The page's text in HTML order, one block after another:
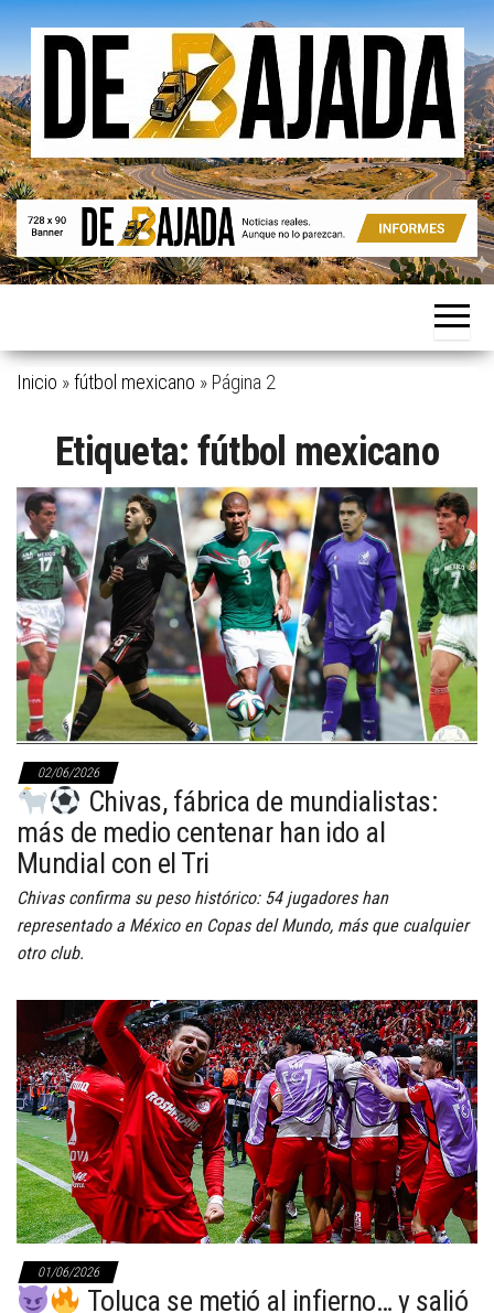
Saltar
contenido
De
Bajada
Noticias
Aunque
parezcan.
Inicio »fútbol mexicano » Página 2
Etiqueta: fútbol mexicano
02/06/2026
Chivas, fábrica de mundialistas:
más de medio centenar han ido al
Mundial con el Tri
Chivas confirma su peso histórico: 54 jugadores han
representado a México en Copas del Mundo, más que cualquier
otro club.
01/06/2026
Toluca se metió al infierno… y salió